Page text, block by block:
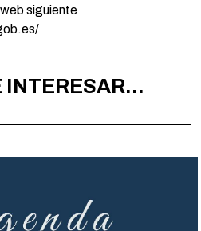
siguiente
INTERESAR...